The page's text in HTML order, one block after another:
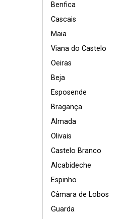
Benfica
Cascais
Maia
Viana do Castelo
Oeiras
Beja
Esposende
Bragança
Almada
Olivais
Castelo Branco
Alcabideche
Espinho
Câmara de Lobos
Guarda